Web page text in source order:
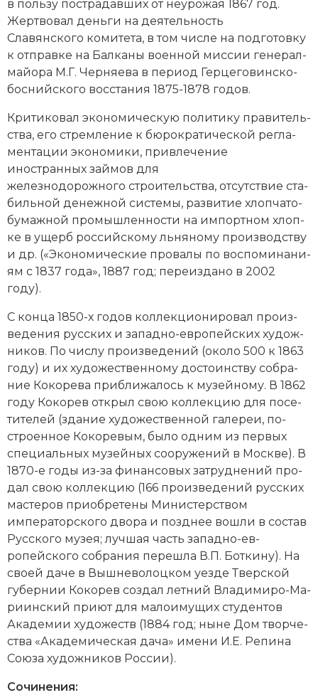
в поль­зу по­стра­дав­ших от не­уро­жая 1867 год.
Жерт­во­вал день­ги на дея­тель­ность
Славянского комитета, в том числе на под­го­тов­ку
к от­прав­ке на Бал­ка­ны во­енной мис­сии генерал-
майора М.Г. Чер­няе­ва в пе­ри­од Гер­це­го­вин­ско-
бос­ний­ско­го вос­ста­ния 1875-1878 годов.
Кри­ти­ко­вал эко­но­мическую по­ли­ти­ку пра­ви­тель­
ст­ва, его стрем­ле­ние к бю­ро­кра­тической регла­
мен­та­ции эко­но­ми­ки, при­вле­че­ние
иностранных зай­мов для
железнодорожного строи­тель­ст­ва, от­сут­ст­вие ста­
биль­ной де­неж­ной сис­те­мы, раз­ви­тие хлоп­ча­то­
бу­маж­ной промышленности на импорт­ном хлоп­
ке в ущерб российскому льня­но­му про­изводству
и др. («Эко­но­ми­че­ские про­ва­лы по вос­по­ми­на­ни­
ям с 1837 года», 1887 год; пе­ре­из­да­но в 2002
году).
С конца 1850-х годов кол­лек­цио­ни­ро­вал про­из­
ве­де­ния русских и западно-ев­ропейских ху­дож­
ни­ков. По чис­лу про­из­ве­де­ний (около 500 к 1863
году) и их ху­дожественному дос­то­ин­ст­ву со­б­ра­
ние Кокорева при­бли­жа­лось к му­зей­но­му. В 1862
году Кокорев от­крыл свою кол­лек­цию для по­се­
ти­те­лей (зда­ние ху­дожественной га­ле­реи, по­
стро­ен­ное Кокоревым, бы­ло од­ним из пер­вых
специальных му­зей­ных со­ору­же­ний в Мо­ск­ве). В
1870-е годы из-за фи­нан­со­вых за­труд­не­ний про­
дал свою кол­лек­цию (166 про­из­ве­де­ний русских
мас­те­ров при­об­ре­те­ны Министерством
императорского дво­ра и позд­нее во­шли в со­став
Русского му­зея; луч­шая часть западно-ев­
ропейского со­б­ра­ния пе­ре­шла В.П. Бот­ки­ну). На
сво­ей да­че в Выш­не­во­лоц­ком уезде Твер­ской
губернии Кокорев соз­дал лет­ний Вла­ди­ми­ро-Ма­
ри­ин­ский при­ют для ма­ло­иму­щих сту­ден­тов
Академии художеств (1884 год; ны­не Дом твор­че­
ст­ва «Ака­де­ми­че­ская да­ча» имени И.Е. Ре­пи­на
Сою­за ху­дож­ни­ков Рос­сии).
Сочинения: